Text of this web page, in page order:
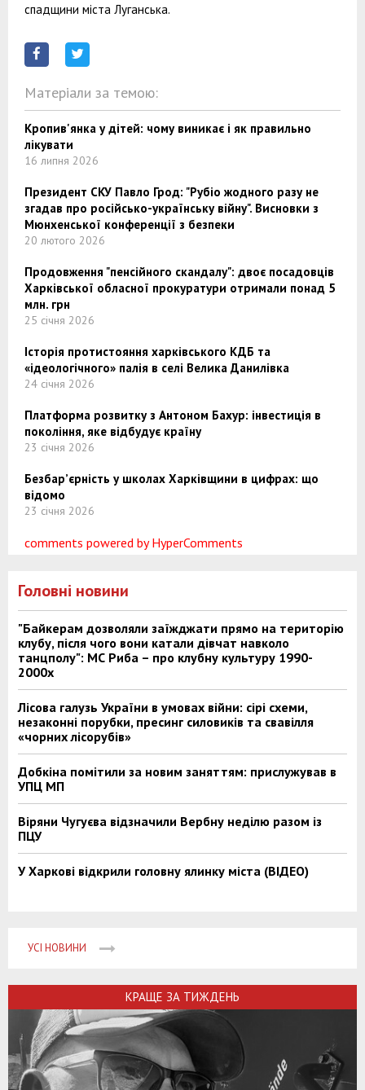
спадщини міста Луганська.
Матеріали за темою:
Кропив'янка у дітей: чому виникає і як правильно
лікувати
16 липня 2026
Президент СКУ Павло Грод: "Рубіо жодного разу не
згадав про російсько-українську війну". Висновки з
Мюнхенської конференції з безпеки
20 лютого 2026
Продовження "пенсійного скандалу": двоє посадовців
Харківської обласної прокуратури отримали понад 5
млн. грн
25 січня 2026
Історія протистояння харківського КДБ та
«ідеологічного» палія в селі Велика Данилівка
24 січня 2026
Платформа розвитку з Антоном Бахур: інвестиція в
покоління, яке відбудує країну
23 січня 2026
Безбар’єрність у школах Харківщини в цифрах: що
відомо
23 січня 2026
comments powered by HyperComments
Головні новини
"Байкерам дозволяли заїжджати прямо на територію
клубу, після чого вони катали дівчат навколо
танцполу": МС Риба – про клубну культуру 1990-
2000х
Лісова галузь України в умовах війни: сірі схеми,
незаконні порубки, пресинг силовиків та свавілля
«чорних лісорубів»
Добкіна помітили за новим заняттям: прислужував в
УПЦ МП
Віряни Чугуєва відзначили Вербну неділю разом із
ПЦУ
У Харкові відкрили головну ялинку міста (ВІДЕО)
УСІ НОВИНИ
КРАЩЕ ЗА ТИЖДЕНЬ